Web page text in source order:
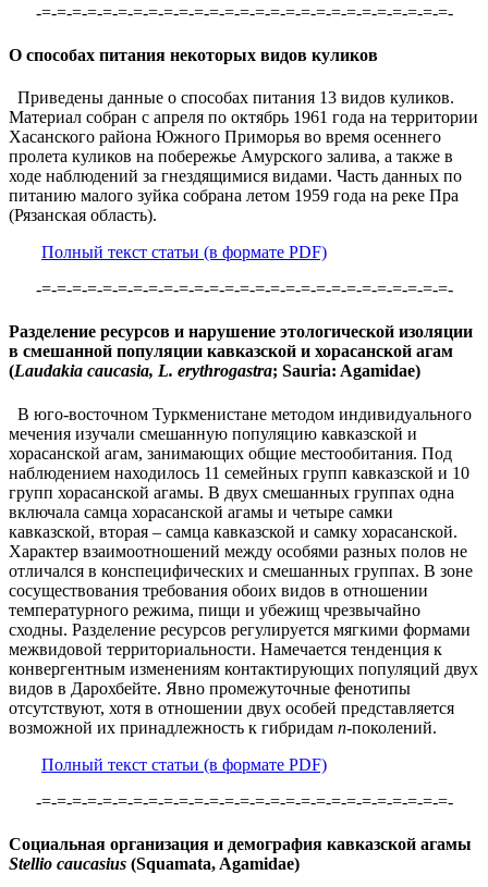
-=-=-=-=-=-=-=-=-=-=-=-=-=-=-=-=-=-=-=-=-=-=-=-=-=-=-=-
О способах питания некоторых видов куликов
Приведены данные о способах питания 13 видов куликов.
Материал собран с апреля по октябрь 1961 года на территории
Хасанского района Южного Приморья во время осеннего
пролета куликов на побережье Амурского залива, а также в
ходе наблюдений за гнездящимися видами. Часть данных по
питанию малого зуйка собрана летом 1959 года на реке Пра
(Рязанская область).
Полный текст статьи (в формате PDF)
-=-=-=-=-=-=-=-=-=-=-=-=-=-=-=-=-=-=-=-=-=-=-=-=-=-=-=-
Разделение ресурсов и нарушение этологической изоляции
в смешанной популяции кавказской и хорасанской агам
(Laudakia caucasia, L. erythrogastra; Sauria: Agamidae)
В юго-восточном Туркменистане методом индивидуального
мечения изучали смешанную популяцию кавказской и
хорасанской агам, занимающих общие местообитания. Под
наблюдением находилось 11 семейных групп кавказской и 10
групп хорасанской агамы. В двух смешанных группах одна
включала самца хорасанской агамы и четыре самки
кавказской, вторая – самца кавказской и самку хорасанской.
Характер взаимоотношений между особями разных полов не
отличался в конспецифических и смешанных группах. В зоне
сосуществования требования обоих видов в отношении
температурного режима, пищи и убежищ чрезвычайно
сходны. Разделение ресурсов регулируется мягкими формами
межвидовой территориальности. Намечается тенденция к
конвергентным изменениям контактирующих популяций двух
видов в Дарохбейте. Явно промежуточные фенотипы
отсутствуют, хотя в отношении двух особей представляется
возможной их принадлежность к гибридам n-поколений.
Полный текст статьи (в формате PDF)
-=-=-=-=-=-=-=-=-=-=-=-=-=-=-=-=-=-=-=-=-=-=-=-=-=-=-=-
Социальная организация и демография кавказской агамы
Stellio caucasius (Squamata, Agamidae)